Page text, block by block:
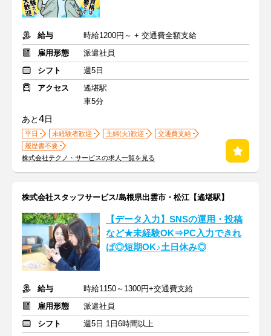
給与
時給1200円～ + 交通費全額支給
雇用形態
派遣社員
シフト
週5日
アクセス
遙堪駅
車5分
あと4日
平日 未経験者歓迎 主婦(夫)歓迎
交通費支給
履歴書不要
株式会社テクノ・サービスの求人一覧を見る
株式会社スタッフサービス/島根県出雲市・松江【遙堪駅】
【データ入力】SNSの運用・投稿
など★未経験OK⇒PC入力できれ
ば◎短期OK♪土日休み◎
給与
時給1150～1300円+交通費支給
雇用形態
派遣社員
シフト
週5日 1日6時間以上